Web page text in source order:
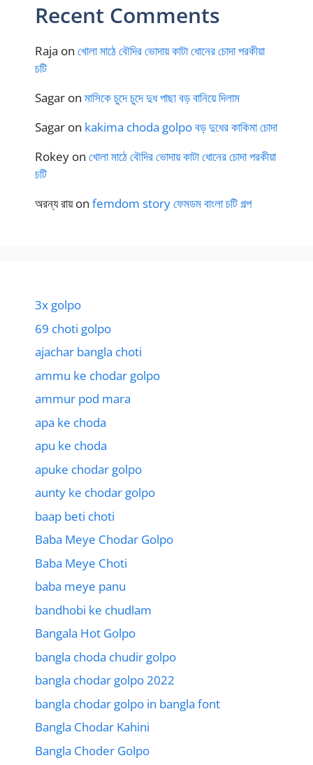
Recent Comments
Raja on খোলা মাঠে বৌদির ভোদায় কাটা ধোনের চোদা পরকীয়া
চটি
Sagar on মাসিকে চুদে চুদে দুধ পাছা বড় বানিয়ে দিলাম
Sagar on kakima choda golpo বড় দুধের কাকিমা চোদা
Rokey on খোলা মাঠে বৌদির ভোদায় কাটা ধোনের চোদা পরকীয়া
চটি
অরন্য রায়on femdom story ফেমডম বাংলা চটি গল্প
3x golpo
69 choti golpo
ajachar bangla choti
ammu ke chodar golpo
ammur pod mara
apa ke choda
apu ke choda
apuke chodar golpo
aunty ke chodar golpo
baap beti choti
Baba Meye Chodar Golpo
Baba Meye Choti
baba meye panu
bandhobi ke chudlam
Bangala Hot Golpo
bangla choda chudir golpo
bangla chodar golpo 2022
bangla chodar golpo in bangla font
Bangla Chodar Kahini
Bangla Choder Golpo